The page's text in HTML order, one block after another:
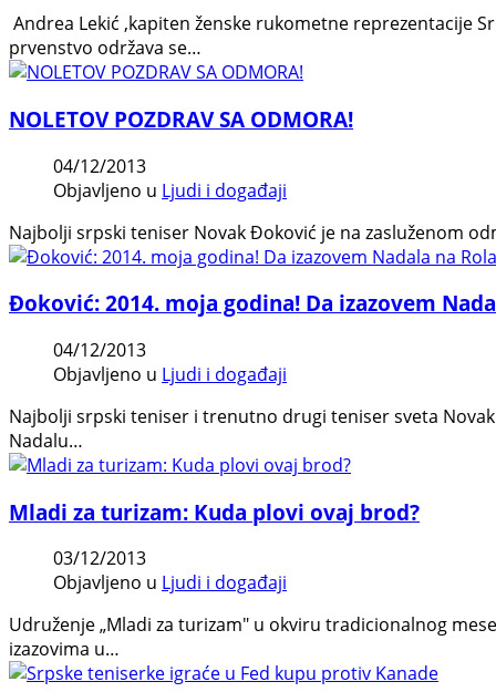
Andrea Lekić ,kapiten ženske rukometne reprezentacije
prvenstvo održava se…
NOLETOV POZDRAV SA ODMORA!
04/12/2013
Objavljeno u Ljudi i događaji
Najbolji srpski teniser Novak Đoković je na zasluženom
Đoković: 2014. moja godina! Da izazovem
04/12/2013
Objavljeno u Ljudi i događaji
Najbolji srpski teniser i trenutno drugi teniser sveta
Nadalu…
Mladi za turizam: Kuda plovi ovaj brod?
03/12/2013
Objavljeno u Ljudi i događaji
Udruženje „Mladi za turizam" u okviru tradicionalnog
izazovima u…